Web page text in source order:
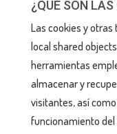
¿QUÉ SON
Las cookies y
local shared
herramientas
almacenar y
visitantes, así
funcionamiento del